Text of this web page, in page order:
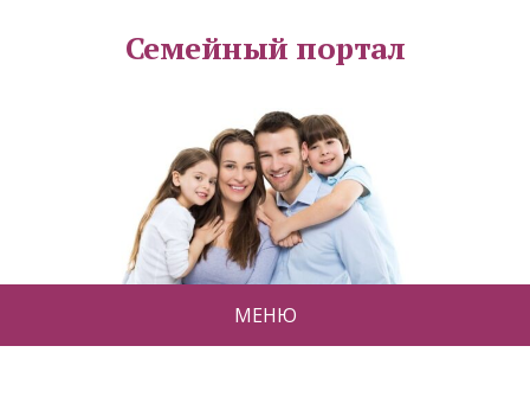
Семейный портал
МЕНЮ